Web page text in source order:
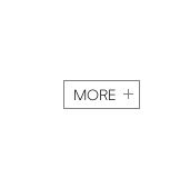
MORE